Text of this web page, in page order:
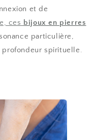
et de
ces bijoux en pierres
particulière,
spirituelle.